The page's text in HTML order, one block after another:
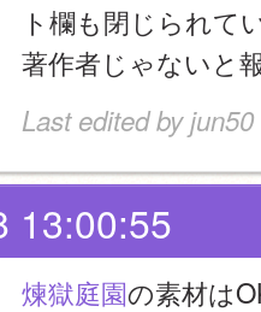
ト欄も閉じられて
著作者じゃないと
Last edited by
13:00:55
煉獄庭園の素材は